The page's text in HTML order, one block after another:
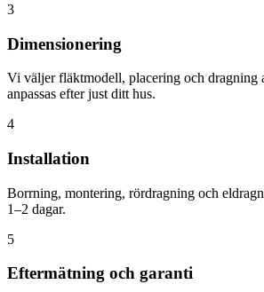
3
Dimensionering
Vi väljer fläktmodell, placering och dragning
anpassas efter just ditt hus.
4
Installation
Borrning, montering, rördragning och
1–2 dagar.
5
Eftermätning och garanti